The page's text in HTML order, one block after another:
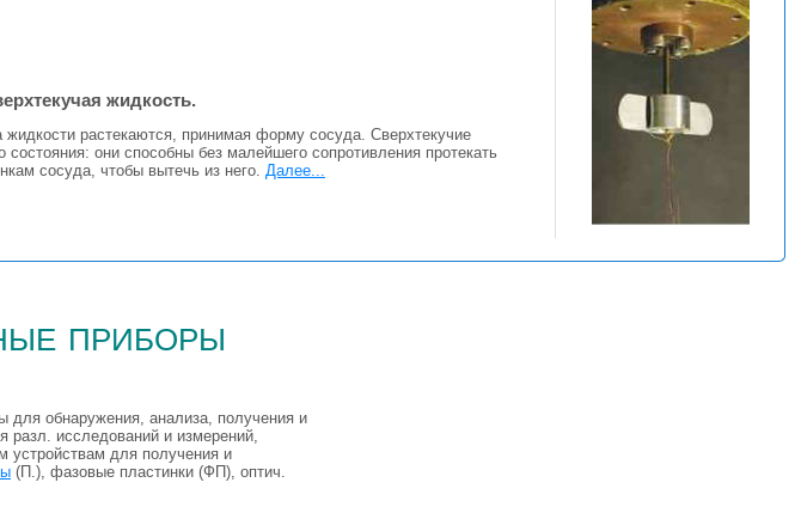
жидкость.
растекаются, принимая форму сосуда. Сверхтекучие
они способны без малейшего сопротивления протекать
сосуда, чтобы вытечь из него. Далее...
приборы
для обнаружения, анализа, получения и
разл. исследований и измерений,
устройствам для получения и
(П.), фазовые пластинки (ФП), оптич.